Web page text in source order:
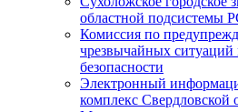
областной подсистемы
Комиссия по
чрезвычайных
безопасности
Электронный
комплекс Cвердловской